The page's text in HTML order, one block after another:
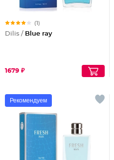
(1)
Dilis / Blue ray
1679 ₽
Рекомендуем